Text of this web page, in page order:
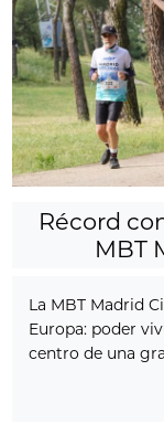
Récord
MBT
La MBT Madrid
Europa: poder
centro de una